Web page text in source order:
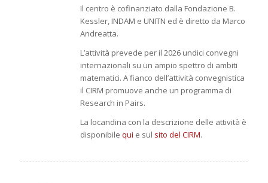
Il centro è cofinanziato dalla Fondazione B.
Kessler, INDAM e UNITN ed è diretto da Marco
Andreatta.
L’attività prevede per il 2026 undici convegni
internazionali su un ampio spettro di ambiti
matematici. A fianco dell’attività convegnistica
il CIRM promuove anche un programma di
Research in Pairs.
La locandina con la descrizione delle attività è
disponibile qui e sul sito del CIRM.